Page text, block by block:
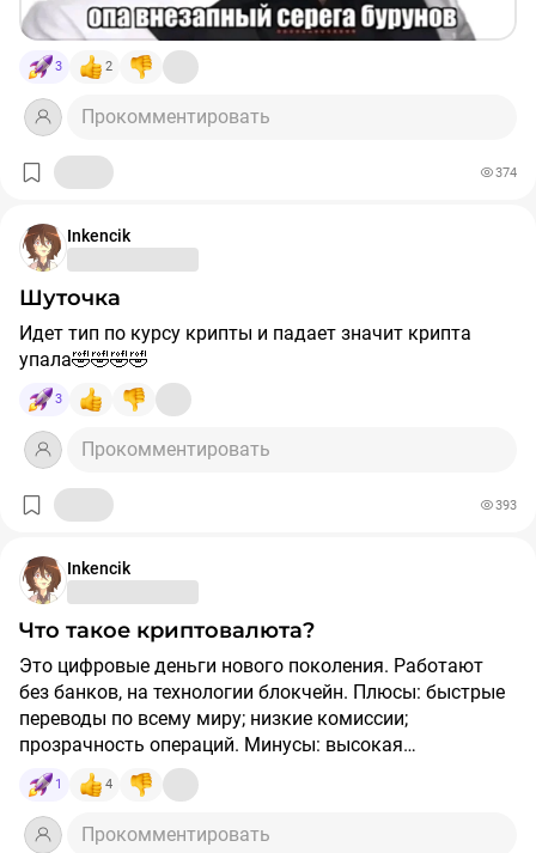
3 2
Прокомментировать
374
Inkencik
Шуточка
Идет тип по курсу крипты и падает значит крипта
упала🤣🤣🤣🤣
3
Прокомментировать
393
Inkencik
Что такое криптовалюта?
Это цифровые деньги нового поколения. Работают
без банков, на технологии блокчейн. Плюсы: быстрые
переводы по всему миру; низкие комиссии;
прозрачность операций. Минусы: высокая
волатильность; риски мошенничества; неоднозначное
регулирование в разных странах. Популярные: Bitcoin,
Ethereum, Solana. ⚠️ Инвестировать стоит только после
1 4
Прокомментировать